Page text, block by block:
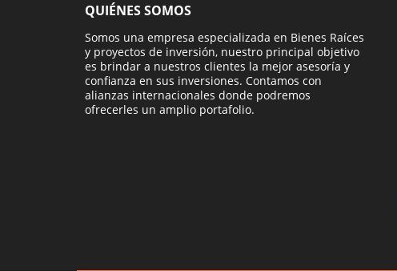
QUIÉNES SOMOS
Somos una empresa especializada en Bienes Raíces
y proyectos de inversión, nuestro principal objetivo
es brindar a nuestros clientes la mejor asesoría y
confianza en sus inversiones. Contamos con
alianzas internacionales donde podremos
ofrecerles un amplio portafolio.